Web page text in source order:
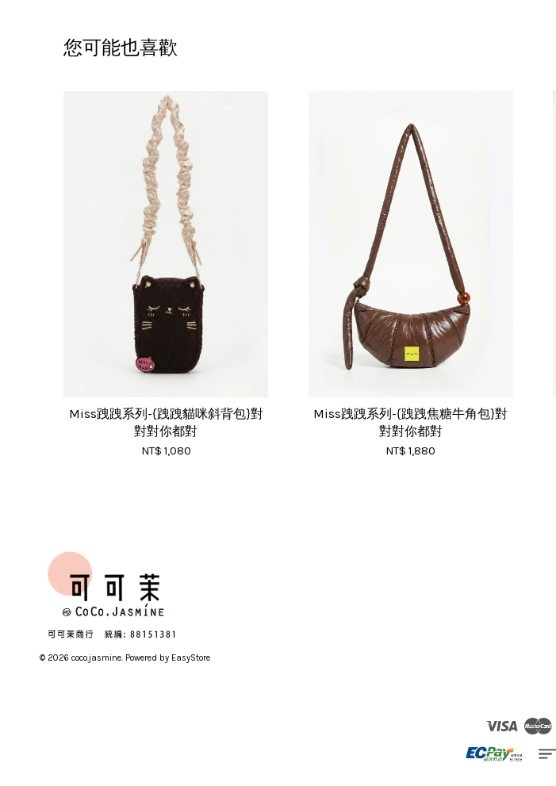
您可能也喜歡
Miss跩跩系列-{跩跩貓咪斜背包}對
對對你都對
NT$ 1,080
Miss跩跩系列-{跩跩焦糖牛角包}對
對對你都對
NT$ 1,880
© 2026 coco.jasmine. Powered by EasyStore
Visa